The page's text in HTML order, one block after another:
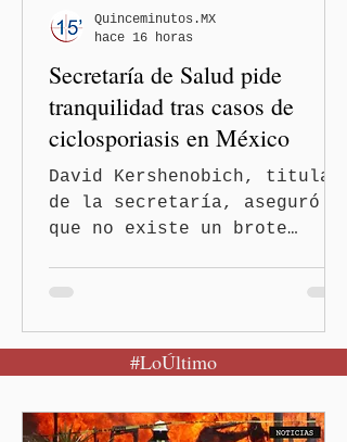
Secretaría de Salud pide
tranquilidad tras casos de
ciclosporiasis en México
David Kershenobich, titular
de la secretaría, aseguró
que no existe un brote
secretario de Salud
federal, David Kershenobich
exista un brote activo de
ciclosporiasis en México,
Quinceminutos.MX
hace 16 horas
#LoÚltimo